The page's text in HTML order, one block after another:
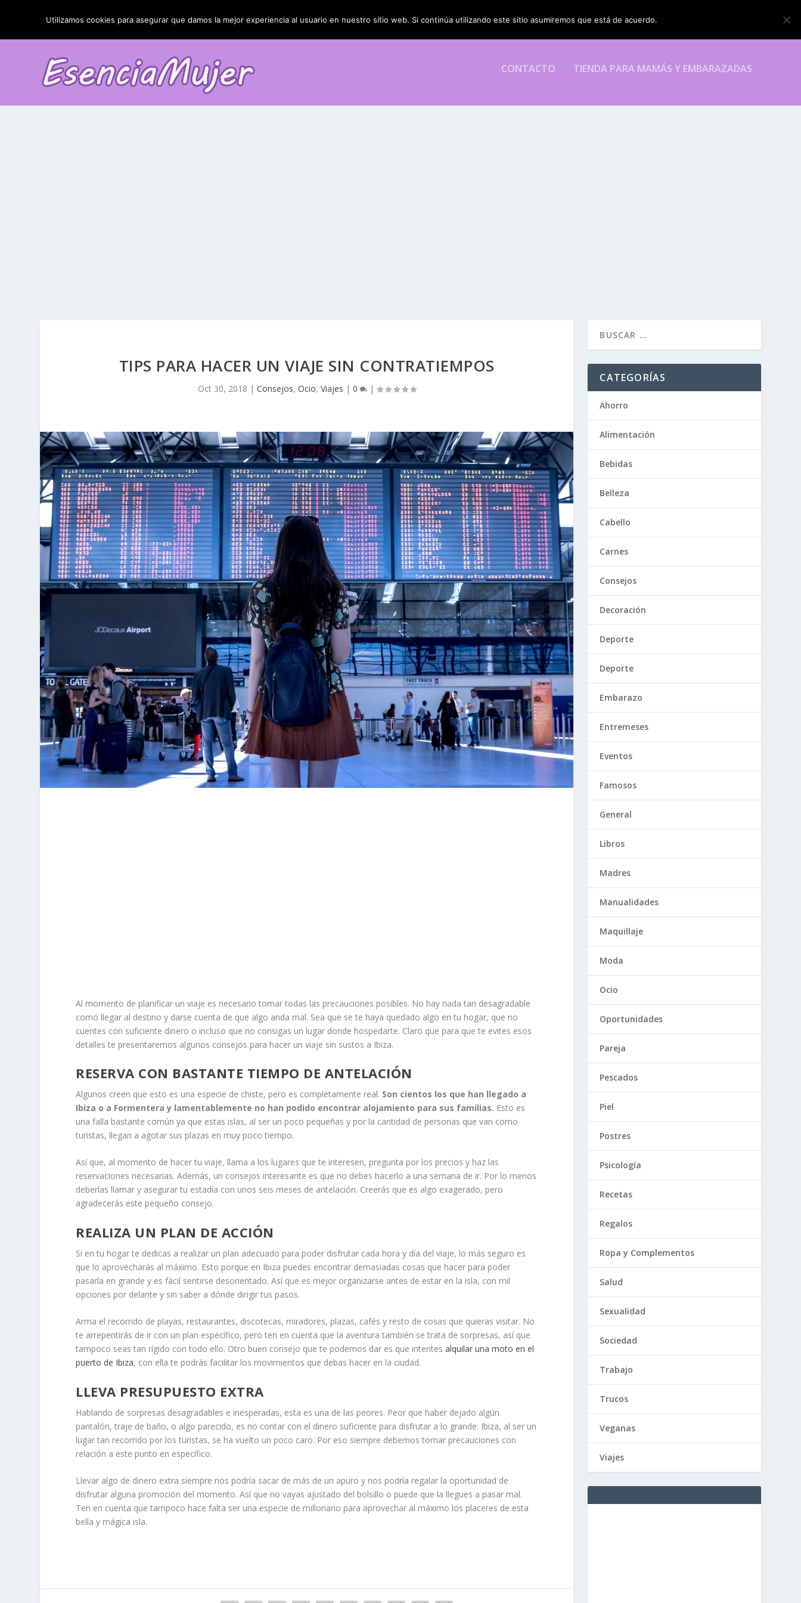
TENDENCIAS: La blefaroplastia y sus resultados
CONTACTO TIENDA PARA MAMÁS Y EMBARAZADAS
TIPS PARA HACER UN VIAJE SIN CONTRATIEMPOS
Oct 30, 2018 | Consejos, Ocio, Viajes | 0 |
Al momento de planificar un viaje es necesario tomar todas las precauciones posibles. No hay nada tan desagradable
como llegar al destino y darse cuenta de que algo anda mal. Sea que se te haya quedado algo en tu hogar, que no
cuentes con suficiente dinero o incluso que no consigas un lugar donde hospedarte. Claro que para que te evites esos
detalles te presentaremos algunos consejos para hacer un viaje sin sustos a Ibiza.
RESERVA CON BASTANTE TIEMPO DE ANTELACIÓN
Algunos creen que esto es una especie de chiste, pero es completamente real. Son cientos los que han llegado a
Ibiza o a Formentera y lamentablemente no han podido encontrar alojamiento para sus familias. Esto es
una falla bastante común ya que estas islas, al ser un poco pequeñas y por la cantidad de personas que van como
turistas, llegan a agotar sus plazas en muy poco tiempo.
Así que, al momento de hacer tu viaje, llama a los lugares que te interesen, pregunta por los precios y haz las
reservaciones necesarias. Además, un consejos interesante es que no debes hacerlo a una semana de ir. Por lo menos
deberías llamar y asegurar tu estadía con unos seis meses de antelación. Creerás que es algo exagerado, pero
agradecerás este pequeño consejo.
REALIZA UN PLAN DE ACCIÓN
Si en tu hogar te dedicas a realizar un plan adecuado para poder disfrutar cada hora y día del viaje, lo más seguro es
que lo aprovecharás al máximo. Esto porque en Ibiza puedes encontrar demasiadas cosas que hacer para poder
pasarla en grande y es fácil sentirse desorientado. Así que es mejor organizarse antes de estar en la isla, con mil
opciones por delante y sin saber a dónde dirigir tus pasos.
Arma el recorrido de playas, restaurantes, discotecas, miradores, plazas, cafés y resto de cosas que quieras visitar. No
te arrepentirás de ir con un plan específico, pero ten en cuenta que la aventura también se trata de sorpresas, así que
tampoco seas tan rígido con todo ello. Otro buen consejo que te podemos dar es que intentesalquilar una moto en el
puerto de Ibiza, con ella te podrás facilitar los movimientos que debas hacer en la ciudad.
LLEVA PRESUPUESTO EXTRA
Hablando de sorpresas desagradables e inesperadas, esta es una de las peores. Peor que haber dejado algún
pantalón, traje de baño, o algo parecido, es no contar con el dinero suficiente para disfrutar a lo grande. Ibiza, al ser un
lugar tan recorrido por los turistas, se ha vuelto un poco caro. Por eso siempre debemos tomar precauciones con
relación a este punto en específico.
Llevar algo de dinero extra siempre nos podría sacar de más de un apuro y nos podría regalar la oportunidad de
disfrutar alguna promoción del momento. Así que no vayas ajustado del bolsillo o puede que la llegues a pasar mal.
Ten en cuenta que tampoco hace falta ser una especie de millonario para aprovechar al máximo los placeres de esta
bella y mágica isla.
CATEGORÍAS
Ahorro
Alimentación
Bebidas
Belleza
Cabello
Carnes
Consejos
Decoración
Deporte
Deporte
Embarazo
Entremeses
Eventos
Famosos
General
Libros
Madres
Manualidades
Maquillaje
Moda
Ocio
Oportunidades
Pareja
Pescados
Piel
Postres
Psicología
Recetas
Regalos
Ropa y Complementos
Salud
Sexualidad
Sociedad
Trabajo
Trucos
Veganas
Viajes
Utilizamos cookies para asegurar que damos la mejor experiencia al usuario en nuestro sitio web. Si continúa utilizando este sitio asumiremos que está de acuerdo.